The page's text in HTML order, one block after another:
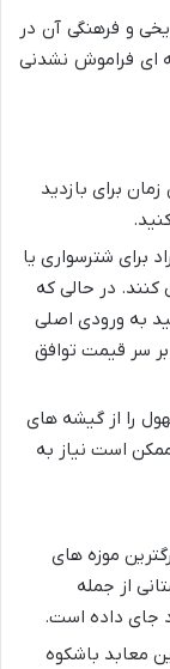
و فرهنگی آن در
ای فراموش نشدنی
برای بازدید
برای شترسواری یا
کنند. در حالی که
توانید به ورودی اصلی
سر قیمت توافق
را از گیشه های
است نیاز به
موزه های
اثر باستانی از جمله
جای داده است.
معابد باشکوه